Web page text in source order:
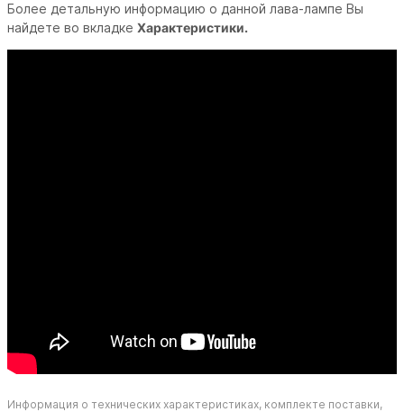
Более детальную информацию о данной лава-лампе Вы
найдете во вкладке Характеристики.
Информация о технических характеристиках, комплекте поставки,